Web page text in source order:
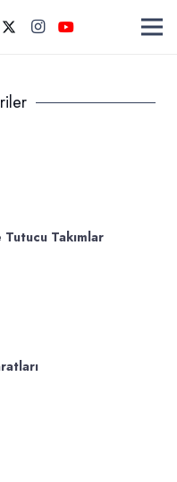
Tutucu Takımlar